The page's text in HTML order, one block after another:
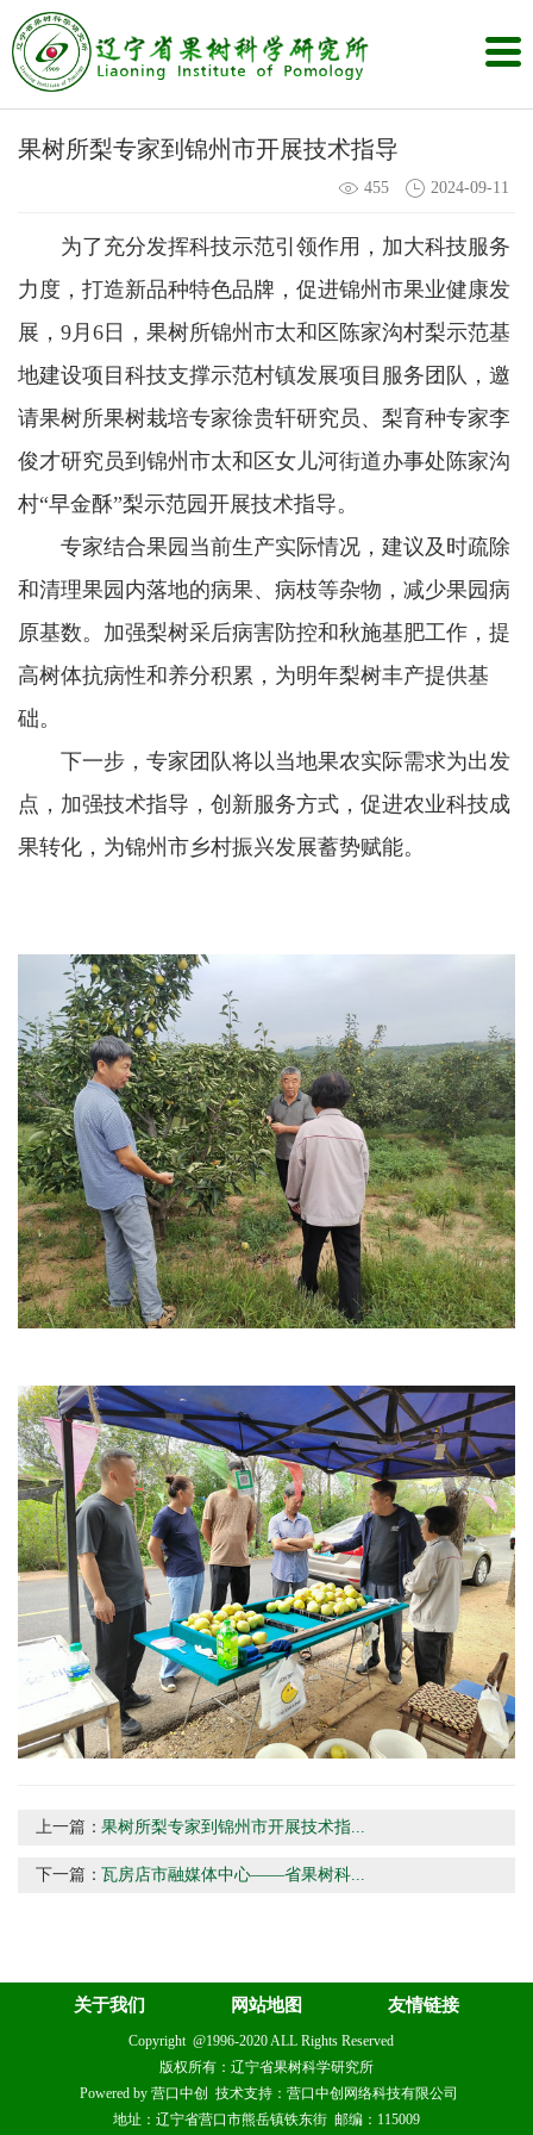
果树所梨专家到锦州市开展技术指导
455 2024-09-11
为了充分发挥科技示范引领作用，加大科技服务
力度，打造新品种特色品牌，促进锦州市果业健康发
展，9月6日，果树所锦州市太和区陈家沟村梨示范基
地建设项目科技支撑示范村镇发展项目服务团队，邀
请果树所果树栽培专家徐贵轩研究员、梨育种专家李
俊才研究员到锦州市太和区女儿河街道办事处陈家沟
村“早金酥”梨示范园开展技术指导。
专家结合果园当前生产实际情况，建议及时疏除
和清理果园内落地的病果、病枝等杂物，减少果园病
原基数。加强梨树采后病害防控和秋施基肥工作，提
高树体抗病性和养分积累，为明年梨树丰产提供基
础。
下一步，专家团队将以当地果农实际需求为出发
点，加强技术指导，创新服务方式，促进农业科技成
果转化，为锦州市乡村振兴发展蓄势赋能。
上一篇：果树所梨专家到锦州市开展技术指...
下一篇：瓦房店市融媒体中心——省果树科...
关于我们 网站地图 友情链接
Copyright @1996-2020 ALL Rights Reserved
版权所有：辽宁省果树科学研究所
Powered by 营口中创 技术支持：营口中创网络科技有限公司
地址：辽宁省营口市熊岳镇铁东街 邮编：115009